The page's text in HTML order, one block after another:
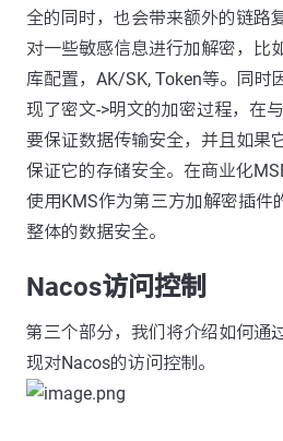
全的同时，也会带来额外的链路
对一些敏感信息进行加解密，比
库配置，AK/SK, Token等。同时
现了密文->明文的加密过程，在
要保证数据传输安全，并且如果
保证它的存储安全。在商业化
使用KMS作为第三方加解密插件
整体的数据安全。
Nacos访问控制
第三个部分，我们将介绍如何通
现对Nacos的访问控制。